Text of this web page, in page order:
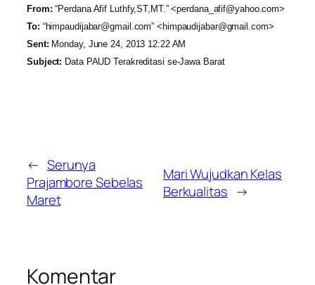
From: “Perdana Afif Luthfy,ST,MT.” <perdana_afif@yahoo.com>
To: “himpaudijabar@gmail.com” <himpaudijabar@gmail.com>
Sent: Monday, June 24, 2013 12:22 AM
Subject: Data PAUD Terakreditasi se-Jawa Barat
← Serunya
Prajambore Sebelas
Maret
Mari Wujudkan Kelas
Berkualitas →
Komentar